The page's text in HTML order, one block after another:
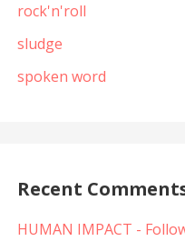
rock'n'roll
sludge
spoken word
Recent
HUMAN IMPACT -